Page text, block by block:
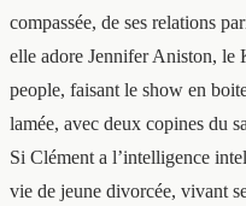
compassée, de ses relations
elle adore Jennifer Aniston, le
people, faisant le show en
lamée, avec deux copines du
Si Clément a l’intelligence
vie de jeune divorcée, vivant